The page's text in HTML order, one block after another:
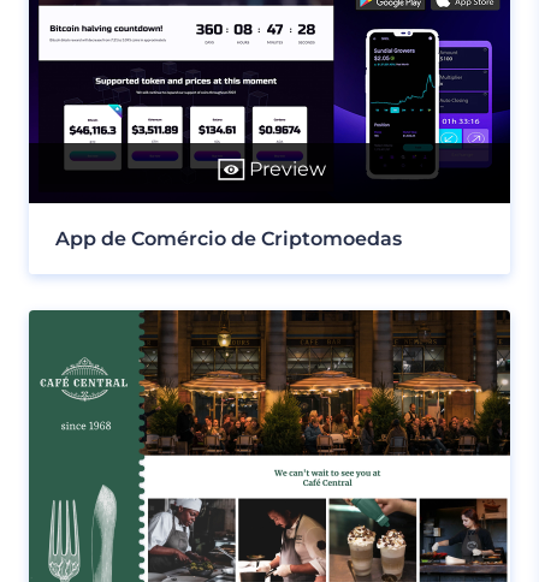
Preview
App de Comércio de Criptomoedas